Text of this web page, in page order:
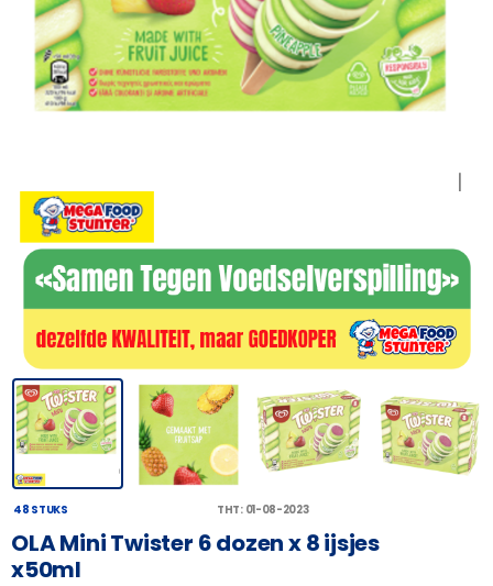
48 STUKS THT: 01-08-2023
OLA Mini Twister 6 dozen x 8 ijsjes
x50ml